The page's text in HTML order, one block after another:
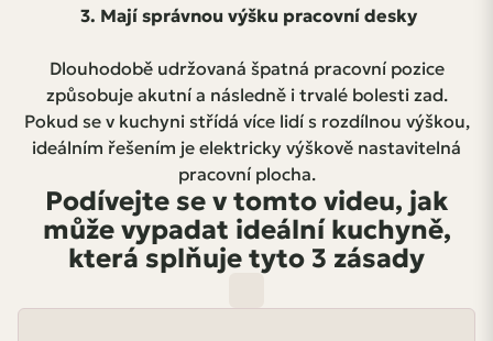
3. Mají správnou výšku pracovní desky
Dlouhodobě udržovaná špatná pracovní pozice
způsobuje akutní a následně i trvalé bolesti zad.
Pokud se v kuchyni střídá více lidí s rozdílnou výškou,
ideálním řešením je elektricky výškově nastavitelná
pracovní plocha.
Podívejte se v tomto videu, jak
může vypadat ideální kuchyně,
která splňuje tyto 3 zásady